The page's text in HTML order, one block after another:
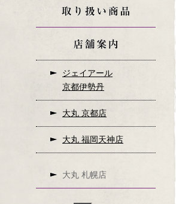
ジェイアール
京都伊勢丹
大丸 京都店
大丸 福岡天神店
大丸 札幌店